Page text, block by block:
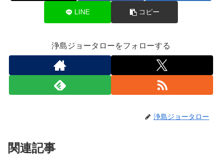
LINE コピー
浄島ジョータローをフォローする
浄島ジョータロー
関連記事